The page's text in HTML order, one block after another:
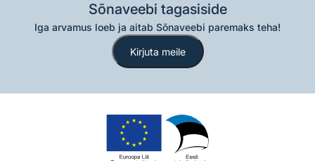
Sõnaveebi tagasiside
Iga arvamus loeb ja aitab Sõnaveebi paremaks teha!
Kirjuta meile